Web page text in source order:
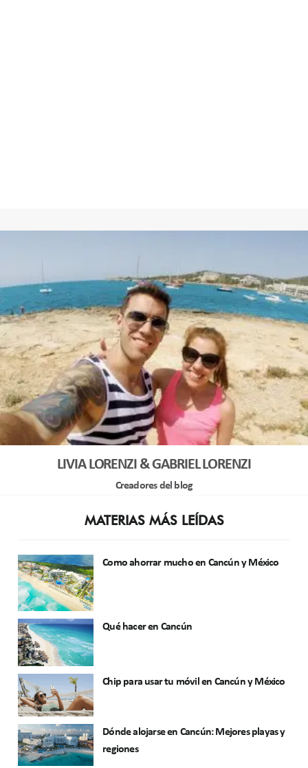
LIVIA LORENZI & GABRIEL LORENZI
Creadores del blog
MATERIAS MÁS LEÍDAS
Como ahorrar mucho en Cancún y México
Qué hacer en Cancún
Chip para usar tu móvil en Cancún y México
Dónde alojarse en Cancún: Mejores playas y
regiones